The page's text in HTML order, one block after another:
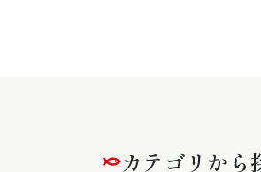
カテゴリから